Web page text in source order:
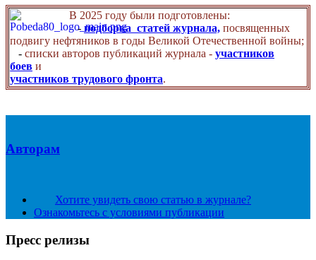
В 2025 году были подготовлены:
- подборка статей журнала, посвященных
подвигу нефтяников в годы Великой Отечественной войны;
- списки авторов публикаций журнала - участников
боев и
участников трудового фронта.
Авторам
Хотите увидеть свою статью в журнале?
Ознакомьтесь с условиями публикации
Пресс релизы